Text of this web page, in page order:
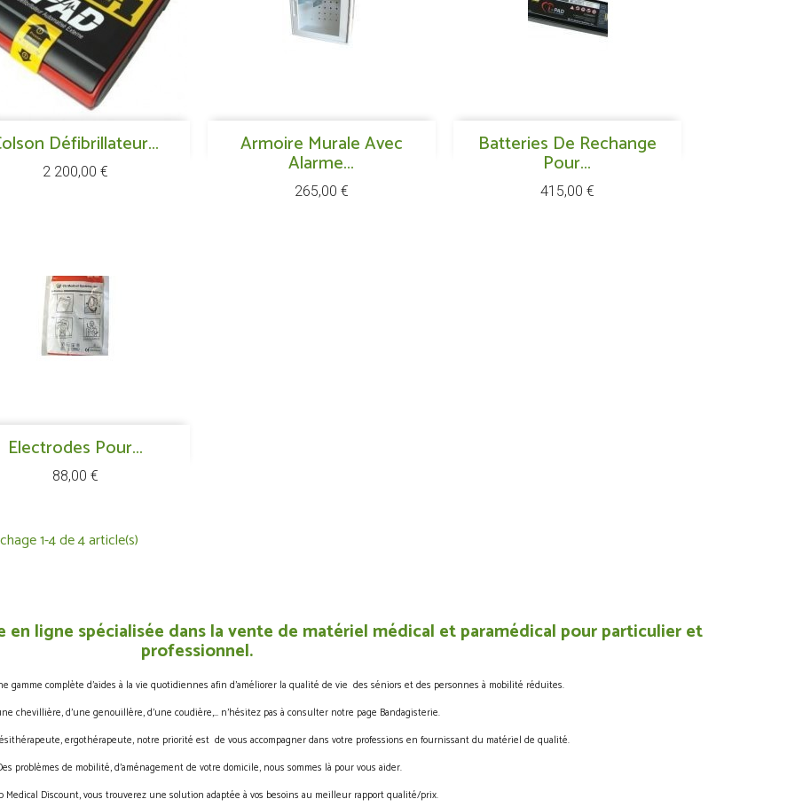
Défibrillateur...
Prix
2 200,00 €
 Aperçu rapide Armoire Murale Avec
Alarme...
Prix
265,00 €
Aperçu rapide Batteries De Rechange
Pour...
Prix
415,00 €
Aperçu rapide
Electrodes Pour...
Prix
88,00 €
Aperçu rapide
1-4 de 4 article(s)
ligne spécialisée dans la vente de matériel médical et paramédical pour particulier et
professionnel.
gamme complète d’aides à la vie quotidiennes afin d’améliorer la qualité de vie des séniors et des personnes à mobilité réduites.
chevillière, d’une genouillère, d’une coudière,… n’hésitez pas à consulter notre page Bandagisterie.
ergothérapeute, notre priorité est de vous accompagner dans votre professions en fournissant du matériel de qualité.
problèmes de mobilité, d’aménagement de votre domicile, nous sommes là pour vous aider.
Medical Discount, vous trouverez une solution adaptée à vos besoins au meilleur rapport qualité/prix.